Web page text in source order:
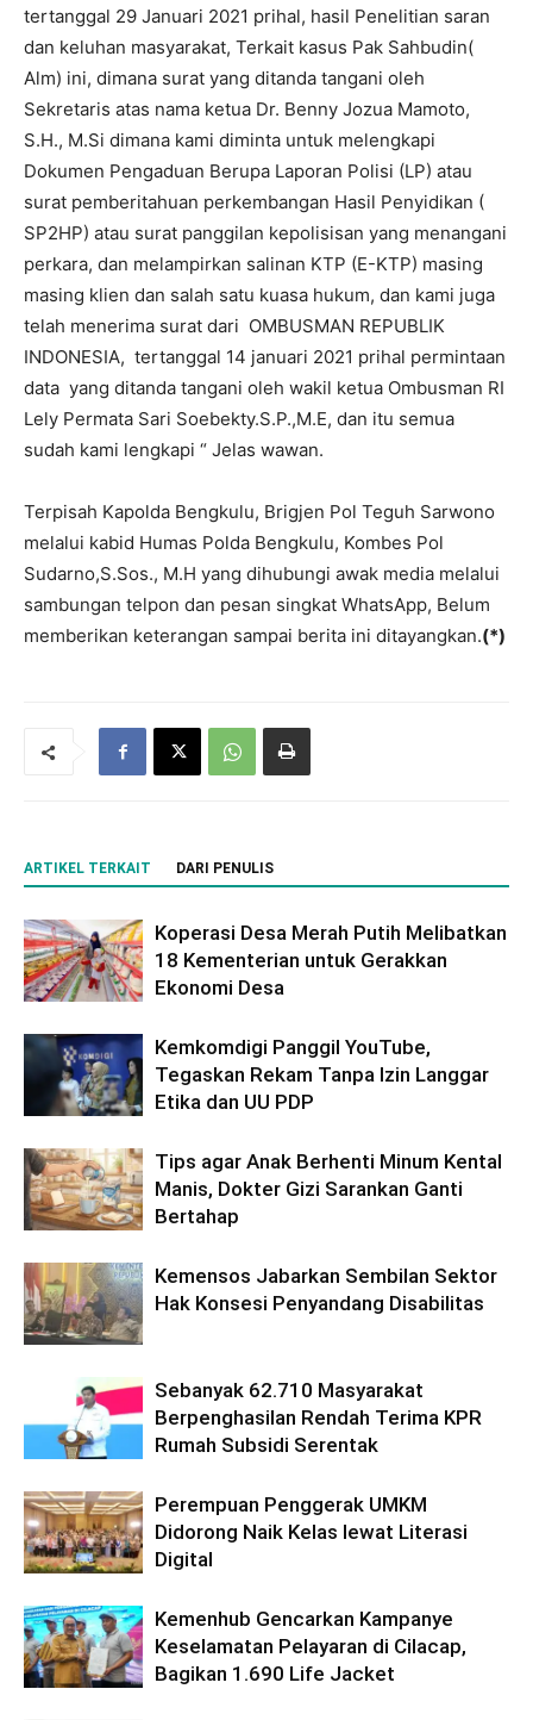
tertanggal 29 Januari 2021 prihal, hasil Penelitian saran
dan keluhan masyarakat, Terkait kasus Pak Sahbudin(
Alm) ini, dimana surat yang ditanda tangani oleh
Sekretaris atas nama ketua Dr. Benny Jozua Mamoto,
S.H., M.Si dimana kami diminta untuk melengkapi
Dokumen Pengaduan Berupa Laporan Polisi (LP) atau
surat pemberitahuan perkembangan Hasil Penyidikan (
SP2HP) atau surat panggilan kepolisisan yang menangani
perkara, dan melampirkan salinan KTP (E-KTP) masing
masing klien dan salah satu kuasa hukum, dan kami juga
telah menerima surat dari OMBUSMAN REPUBLIK
INDONESIA, tertanggal 14 januari 2021 prihal permintaan
data yang ditanda tangani oleh wakil ketua Ombusman RI
Lely Permata Sari Soebekty.S.P.,M.E, dan itu semua
sudah kami lengkapi “ Jelas wawan.
Terpisah Kapolda Bengkulu, Brigjen Pol Teguh Sarwono
melalui kabid Humas Polda Bengkulu, Kombes Pol
Sudarno,S.Sos., M.H yang dihubungi awak media melalui
sambungan telpon dan pesan singkat WhatsApp, Belum
memberikan keterangan sampai berita ini ditayangkan.(*)
ARTIKEL TERKAIT DARI PENULIS
Koperasi Desa Merah Putih Melibatkan
18 Kementerian untuk Gerakkan
Ekonomi Desa
Kemkomdigi Panggil YouTube,
Tegaskan Rekam Tanpa Izin Langgar
Etika dan UU PDP
Tips agar Anak Berhenti Minum Kental
Manis, Dokter Gizi Sarankan Ganti
Bertahap
Kemensos Jabarkan Sembilan Sektor
Hak Konsesi Penyandang Disabilitas
Sebanyak 62.710 Masyarakat
Berpenghasilan Rendah Terima KPR
Rumah Subsidi Serentak
Perempuan Penggerak UMKM
Didorong Naik Kelas lewat Literasi
Digital
Kemenhub Gencarkan Kampanye
Keselamatan Pelayaran di Cilacap,
Bagikan 1.690 Life Jacket